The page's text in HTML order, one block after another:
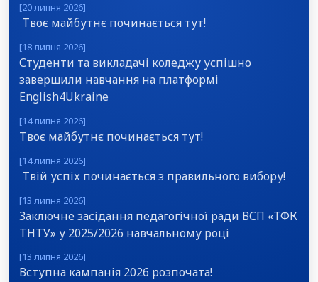
[20 липня 2026]
Твоє майбутнє починається тут!
[18 липня 2026]
Студенти та викладачі коледжу успішно
завершили навчання на платформі
English4Ukraine
[14 липня 2026]
Твоє майбутнє починається тут!
[14 липня 2026]
Твій успіх починається з правильного вибору!
[13 липня 2026]
Заключне засідання педагогічної ради ВСП «ТФК
ТНТУ» у 2025/2026 навчальному році
[13 липня 2026]
Вступна кампанія 2026 розпочата!